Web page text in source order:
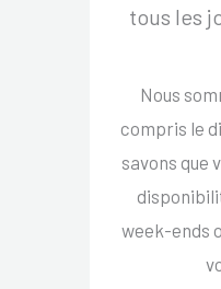
tous les
Nous
compris le
savons que
week-ends